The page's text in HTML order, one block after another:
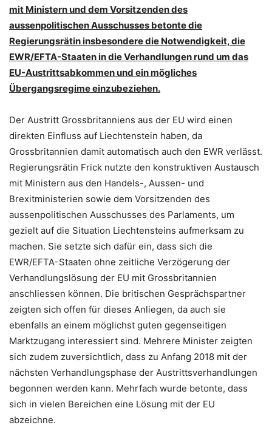
mit Ministern und dem Vorsitzenden des
aussenpolitischen Ausschusses betonte die
Regierungsrätin insbesondere die Notwendigkeit, die
EWR/EFTA-Staaten in die Verhandlungen rund um das
EU-Austrittsabkommen und ein mögliches
Übergangsregime einzubeziehen.
Der Austritt Grossbritanniens aus der EU wird einen
direkten Einfluss auf Liechtenstein haben, da
Grossbritannien damit automatisch auch den EWR verlässt.
Regierungsrätin Frick nutzte den konstruktiven Austausch
mit Ministern aus den Handels-, Aussen- und
Brexitministerien sowie dem Vorsitzenden des
aussenpolitischen Ausschusses des Parlaments, um
gezielt auf die Situation Liechtensteins aufmerksam zu
machen. Sie setzte sich dafür ein, dass sich die
EWR/EFTA-Staaten ohne zeitliche Verzögerung der
Verhandlungslösung der EU mit Grossbritannien
anschliessen können. Die britischen Gesprächspartner
zeigten sich offen für dieses Anliegen, da auch sie
ebenfalls an einem möglichst guten gegenseitigen
Marktzugang interessiert sind. Mehrere Minister zeigten
sich zudem zuversichtlich, dass zu Anfang 2018 mit der
nächsten Verhandlungsphase der Austrittsverhandlungen
begonnen werden kann. Mehrfach wurde betonte, dass
sich in vielen Bereichen eine Lösung mit der EU
abzeichne.